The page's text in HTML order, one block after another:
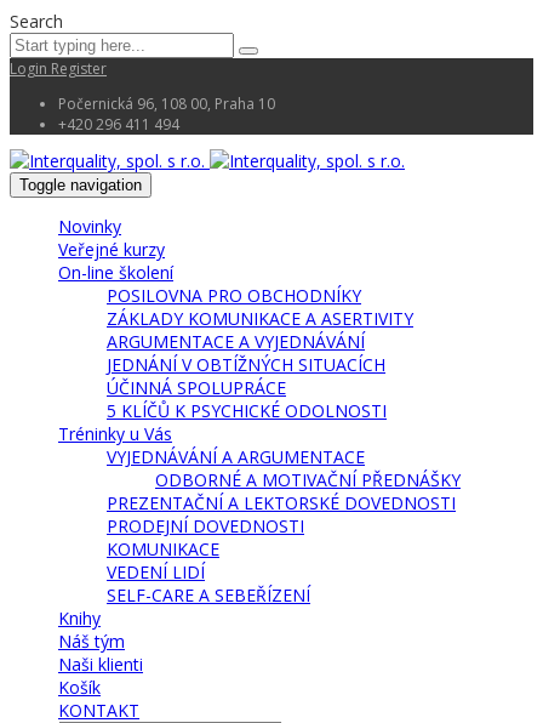
Search
Login Register
Počernická 96, 108 00, Praha 10
+420 296 411 494
Toggle navigation
Novinky
Veřejné kurzy
On-line školení
POSILOVNA PRO OBCHODNÍKY
ZÁKLADY KOMUNIKACE A ASERTIVITY
ARGUMENTACE A VYJEDNÁVÁNÍ
JEDNÁNÍ V OBTÍŽNÝCH SITUACÍCH
ÚČINNÁ SPOLUPRÁCE
5 KLÍČŮ K PSYCHICKÉ ODOLNOSTI
Tréninky u Vás
VYJEDNÁVÁNÍ A ARGUMENTACE
ODBORNÉ A MOTIVAČNÍ PŘEDNÁŠKY
PREZENTAČNÍ A LEKTORSKÉ DOVEDNOSTI
PRODEJNÍ DOVEDNOSTI
KOMUNIKACE
VEDENÍ LIDÍ
SELF-CARE A SEBEŘÍZENÍ
Knihy
Náš tým
Naši klienti
Košík
KONTAKT